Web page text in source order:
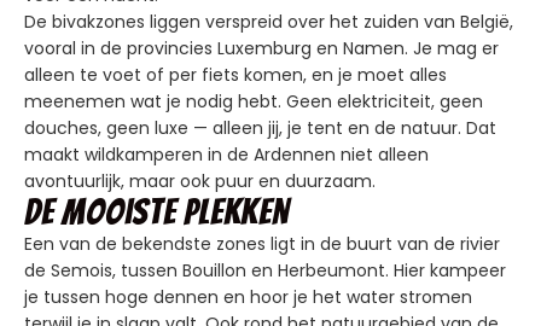
De bivakzones liggen verspreid over het zuiden van België,
vooral in de provincies Luxemburg en Namen. Je mag er
alleen te voet of per fiets komen, en je moet alles
meenemen wat je nodig hebt. Geen elektriciteit, geen
douches, geen luxe — alleen jij, je tent en de natuur. Dat
maakt wildkamperen in de Ardennen niet alleen
avontuurlijk, maar ook puur en duurzaam.
De mooiste plekken
Een van de bekendste zones ligt in de buurt van de rivier
de Semois, tussen Bouillon en Herbeumont. Hier kampeer
je tussen hoge dennen en hoor je het water stromen